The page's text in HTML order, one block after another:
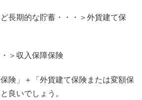
長期的な貯蓄・・・＞外貨建て保
＞収入保障保険
険」＋「外貨建て保険または変額保
良いでしょう。